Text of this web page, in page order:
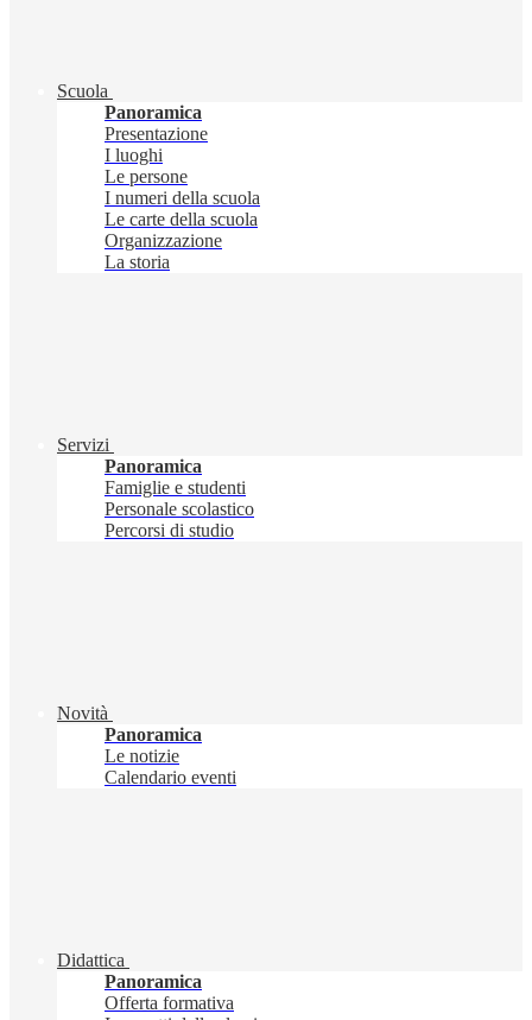
Scuola
Panoramica
Presentazione
I luoghi
Le persone
I numeri della scuola
Le carte della scuola
Organizzazione
La storia
Servizi
Panoramica
Famiglie e studenti
Personale scolastico
Percorsi di studio
Novità
Panoramica
Le notizie
Calendario eventi
Didattica
Panoramica
Offerta formativa